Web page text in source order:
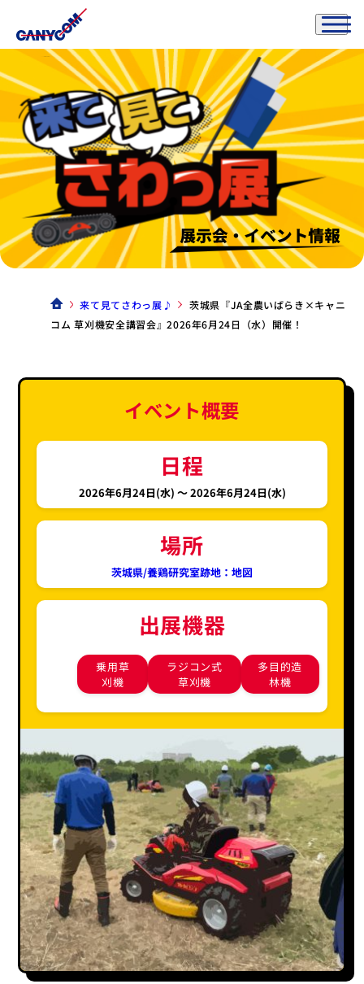
来て見てさわっ展♪
茨城県『JA全農いばらき×キャニ
コム 草刈機安全講習会』2026年6月24日（水）開催！
イベント概要
日程
2026年6月24日(水) 〜2026年6月24日(水)
場所
茨城県/養鶏研究室跡地：地図
出展機器
乗用草
刈機
ラジコン式
草刈機
多目的造
林機